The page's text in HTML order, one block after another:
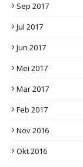
Sep 2017
Jul 2017
Jun 2017
Mei 2017
Mar 2017
Feb 2017
Nov 2016
Okt 2016